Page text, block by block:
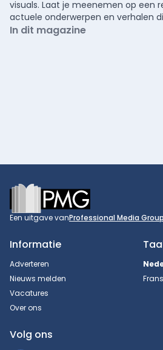
visuals. Laat je meenemen op een
actuele onderwerpen en verhalen
In dit magazine
Footer
Een uitgave vanProfessional Media Group
Informatie
Adverteren
Nieuws melden
Vacatures
Over ons
Frans
Volg ons